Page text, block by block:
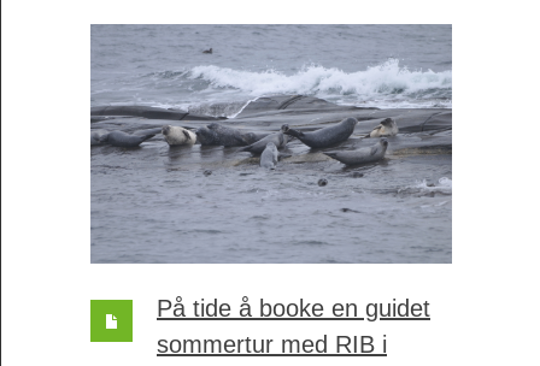
På tide å booke en guidet
sommertur med RIB i